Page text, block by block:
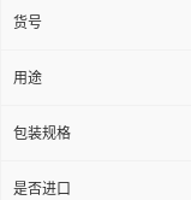
货号
用途
包装规格
是否进口